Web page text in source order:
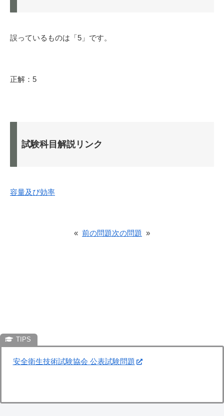
誤っているものは「5」です。
正解：5
試験科目解説リンク
容量及び効率
« 前の問題次の問題 »
安全衛生技術試験協会 公表試験問題